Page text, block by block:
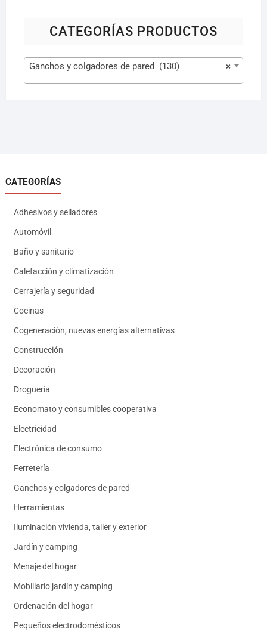
CATEGORÍAS PRODUCTOS
×
Ganchos y colgadores de pared (130)
CATEGORÍAS
Adhesivos y selladores
Automóvil
Baño y sanitario
Calefacción y climatización
Cerrajería y seguridad
Cocinas
Cogeneración, nuevas energías alternativas
Construcción
Decoración
Droguería
Economato y consumibles cooperativa
Electricidad
Electrónica de consumo
Ferretería
Ganchos y colgadores de pared
Herramientas
Iluminación vivienda, taller y exterior
Jardín y camping
Menaje del hogar
Mobiliario jardín y camping
Ordenación del hogar
Pequeños electrodomésticos